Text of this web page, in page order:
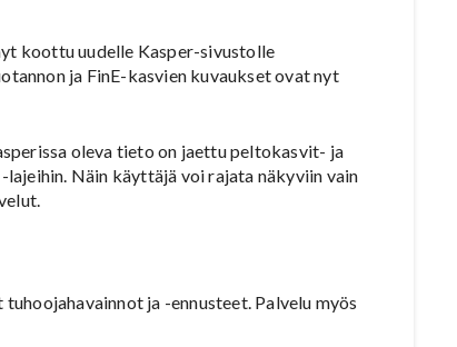
koottu uudelle Kasper-sivustolle
ja FinE-kasvien kuvaukset ovat nyt
oleva tieto on jaettu peltokasvit- ja
Näin käyttäjä voi rajata näkyviin vain
ja -ennusteet. Palvelu myös